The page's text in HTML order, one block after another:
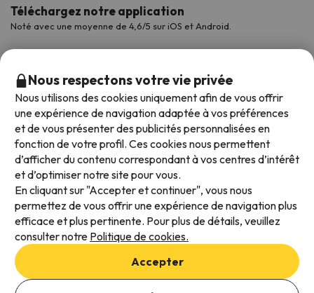
Téléchargez notre application
Noté avec une moyenne de 4,6/5 sur iOS et Android.
Modes de paiement disponibles
Conditions générales d'utilisation
Protection des données
Nous respectons votre vie privée
Nous utilisons des cookies uniquement afin de vous offrir
une expérience de navigation adaptée à vos préférences
et de vous présenter des publicités personnalisées en
fonction de votre profil. Ces cookies nous permettent
d’afficher du contenu correspondant à vos centres d’intérêt
et d’optimiser notre site pour vous.
En cliquant sur "Accepter et continuer", vous nous
permettez de vous offrir une expérience de navigation plus
efficace et plus pertinente. Pour plus de détails, veuillez
consulter notre Politique de cookies.
Accepter